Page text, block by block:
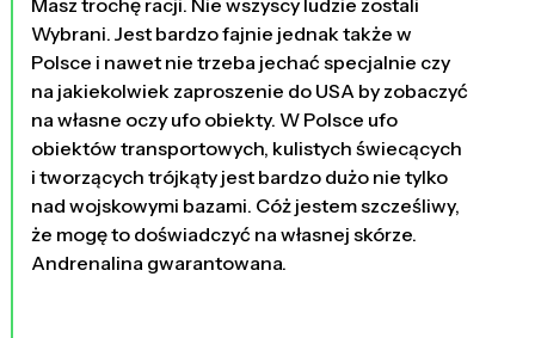
Masz trochę racji. Nie wszyscy ludzie zostali
Wybrani. Jest bardzo fajnie jednak także w
Polsce i nawet nie trzeba jechać specjalnie czy
na jakiekolwiek zaproszenie do USA by zobaczyć
na własne oczy ufo obiekty. W Polsce ufo
obiektów transportowych, kulistych świecących
i tworzących trójkąty jest bardzo dużo nie tylko
nad wojskowymi bazami. Cóż jestem szcześliwy,
że mogę to doświadczyć na własnej skórze.
Andrenalina gwarantowana.